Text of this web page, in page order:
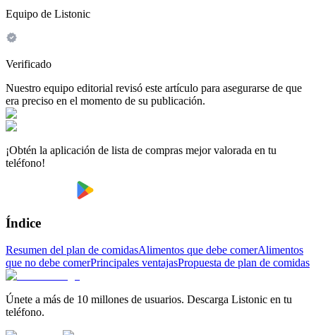
Equipo de Listonic
Verificado
Nuestro equipo editorial revisó este artículo para asegurarse de que
era preciso en el momento de su publicación.
¡Obtén la aplicación de lista de compras mejor valorada en tu
teléfono!
Índice
Resumen del plan de comidasAlimentos que debe comerAlimentos
que no debe comerPrincipales ventajasPropuesta de plan de comidas
Únete a más de 10 millones de usuarios. Descarga Listonic en tu
teléfono.